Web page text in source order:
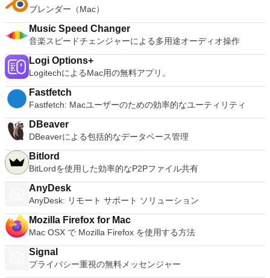
円、無料、ファジー、ベジェ、インテリジェントなどの選択ツ
できるプラグイン
Windowsアプリを簡単に操作できます。 スナップショット
VMware Fusion Proでは、スナップショットを使用して「ロー
ルバックポイント」を作成し、オンザフライに戻すことができ
ます。 システム要件：64ビット対応Intel®Mac（Core 2
す）最小4GBのRAM.VMware Fusion用に750MBの空きディス
ク容量、各仮想マシンに少なくとも5GB 仮想マシンのオペレ
ーティングシステムインストールメディア（ディスクまたはデ
ィスクイメージ）。 Windows DirectX 10またはOpenGL 3.3に
推奨されるグラフィックハードウェアには、NVIDIA 8600M以
上およびATI 2600以上が含まれます。 ホストオペレーティン
グシステム： Mac OS X 10.9 Mavericks。 Mac OS X 10.10
Yosemite。 Mac OS X 10.11 El Capitan。 MacOS 10.12
Sierra。 ゲストオペレーティングシステムは次のとおりです。
ウインドウズ10 Windows8.X。 Windows 7。 Windows XP。
Mac OS 10.12 Sierra。 Mac OS X 10.11 El Capitan。 Mac
OS X 10.10 Yosemite。 Mac OS X 10.9 Mavericks。
Ubuntu。 RedHat。 スーゼ。 Debian。 CentOS。 VMware
て宣伝されています。俊敏性、生産性、セキュリティを毎日提
供します。このアプリは、あらゆるレベルの専門知識を持つユ
ーザーが非常に簡単にナビゲートできます。
ーインターフェイスは、ニーズに合わせて完全に構成できま
す。さらに、Appleが設計および開発したカスタムソフトウェ
アエクスペリエンスと統合できます。 BlueStacks App Player
for Macを使用して完全なAndroid環境を楽しむことができま
す。または、選択した場合は、Androidアプリのアイコンを
Macデスクトップに直接インストールすることもできます。
Mac用BlueStacks App Playerは複数の言語をサポートしてい
ですか？ここからダウンロード
で新しいエフェクトを追加します。 AC3、M4A /
M4R（AAC）、WMA、およびオプションのライブラリを使用
してサポートされるその他の形式。 システム要件：Audacity
は、少なくとも1 GB RAMおよび1 GHzプロセッサー（OS X
10.7以降では2 GB RAM / 2 GHz）で最適に動作します。
Audacityを長時間のマルチトラックプロジェクトに使用する場
合、最低2 GB RAMおよび2 GHzプロセッサー（OS X 10.7以
降では4 GB RAM）を推奨します。
ブレンダー（Mac）
Music Speed Changer
音楽スピードチェンジャーによる多用途オーディオ操作
Logi Options+
LogitechによるMac用の無料アプリ。
Fastfetch
Fastfetch: Macユーザーのための効率的なユーティリティ
DBeaver
DBeaverによる包括的なデータベース管理
Bitlord
BitLordを使用した効率的なP2Pファイル共有
AnyDesk
AnyDesk: リモート サポート ソリューション
Mozilla Firefox for Mac
Mac OSX で Mozilla Firefox を使用する方法
Signal
プライバシー重視の無料メッセンジャー